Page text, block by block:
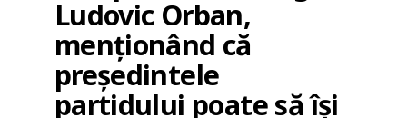
Ludovic Orban,
menționând că
președintele
partidului poate să își